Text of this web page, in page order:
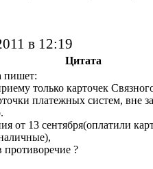
в 12:19
Цитата
пишет:
только карточек
платежных систем, вне
от 13 сентября(оплатили
противоречие ?